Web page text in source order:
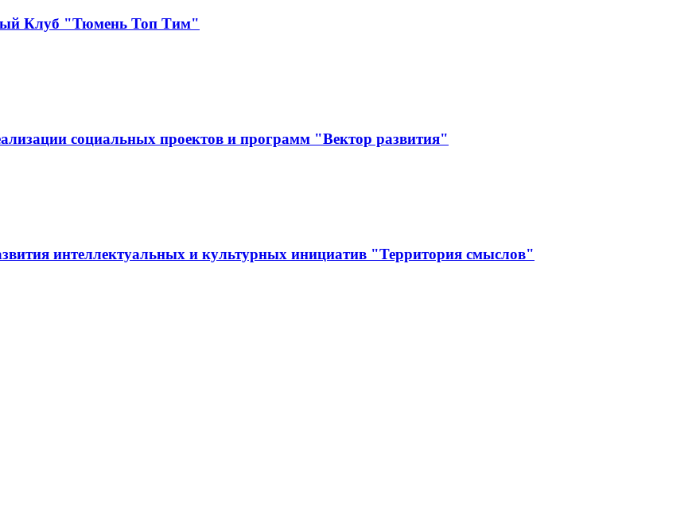
Клуб "Тюмень Топ Тим"
социальных проектов и программ "Вектор развития"
интеллектуальных и культурных инициатив "Территория смыслов"